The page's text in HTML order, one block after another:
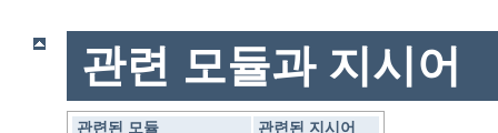
관련 모듈과 지시어
관련된 모듈
관련된 지시어